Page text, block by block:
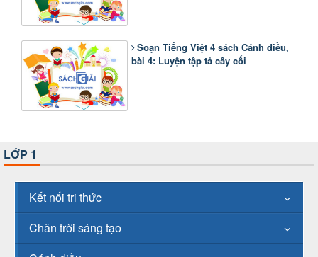
Soạn Tiếng Việt 4 sách Cánh diều,
bài 4: Luyện tập tả cây cối
LỚP 1
Kết nối tri thức
Chân trời sáng tạo